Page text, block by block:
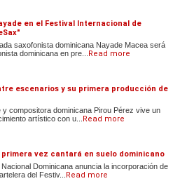
en el Festival Internacional de
saxofonista dominicana Nayade Macea será
dominicana en pre...
Read more
escenarios y su primera producción de
y compositora dominicana Pirou Pérez vive un
artístico con u...
Read more
primera vez cantará en suelo dominicano
Dominicana anuncia la incorporación de
del Festiv...
Read more